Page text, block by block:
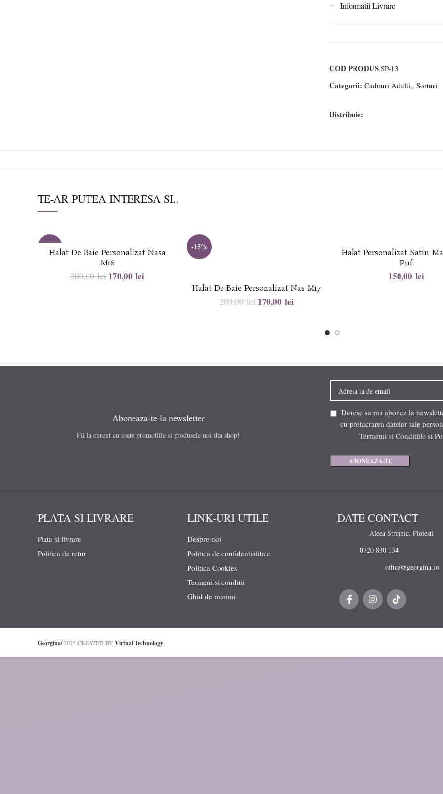
Informatii Livrare
COD PRODUS SP-13
Categorii: Cadouri Adulti, Sorturi
Distribuie:
TE-AR PUTEA INTERESA SI..
Halat De Baie Personalizat Nasa
M16
200,00lei 170,00lei
-15%
Halat De Baie Personalizat Nas M17
200,00lei 170,00lei
Halat Personalizat Satin
Puf
lei
Aboneaza-te la newsletter
Fii la curent cu toate promotiile si produsele noi din shop!
Doresc sa ma abonez la
cu prelucrarea datelor tale
Termenii si Conditiile si
PLATA SI LIVRARE
Plata si livrare
Politica de retur
LINK-URI UTILE
Despre noi
Politica de confidentialitate
Politica Cookies
Termeni si conditii
Ghid de marimi
DATE CONTACT
Aleea Strejnic, Ploiesti
0720 830 134
office@georgina.ro
Georgina/2023 CREATED BY Virtual Technology.